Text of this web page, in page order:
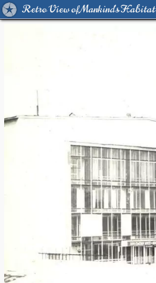
Retro View of Mankind's Habitat